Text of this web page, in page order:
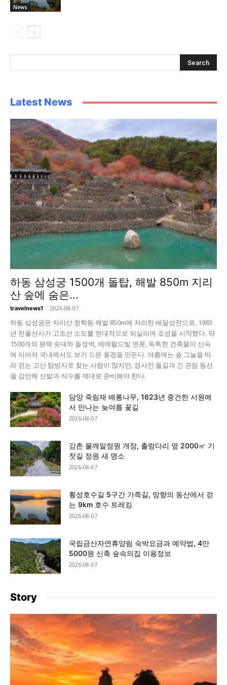
News
Latest News
하동 삼성궁 1500개 돌탑, 해발 850m 지리
산 숲에 숨은...
travelnews1 - 2026-08-07
하동 삼성궁은 지리산 청학동 해발 850m에 자리한 배달성전으로, 1983
년 한풀선사가 고조선 소도를 현대적으로 되살리며 조성을 시작했다. 약
1500개의 원력 솟대와 돌성벽, 에메랄드빛 연못, 독특한 건축물이 산속
에 이어져 국내에서도 보기 드문 풍경을 만든다. 여름에는 숲 그늘을 따
라 걷는 고산 탐방지로 찾는 사람이 많지만, 경사진 돌길과 긴 관람 동선
을 감안해 신발과 식수를 제대로 준비해야 한다.
담양 죽림재 배롱나무, 1623년 중건한 서원에
서 만나는 늦여름 꽃길
2026-08-07
강촌 물깨말정원 개장, 출렁다리 옆 2000㎡ 기
찻길 정원 새 명소
2026-08-07
횡성호수길 5구간 가족길, 망향의 동산에서 걷
는 9km 호수 트레킹
2026-08-07
국립금산자연휴양림 숙박요금과 예약법, 4만
5000원 신축 숲속의집 이용정보
2026-08-07
Story